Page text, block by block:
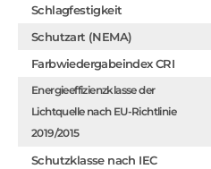
Schlagfestigkeit
Schutzart (NEMA)
Farbwiedergabeindex CRI
Energieeffizienzklasse der
Lichtquelle nach EU-Richtlinie
2019/2015
Schutzklasse nach IEC